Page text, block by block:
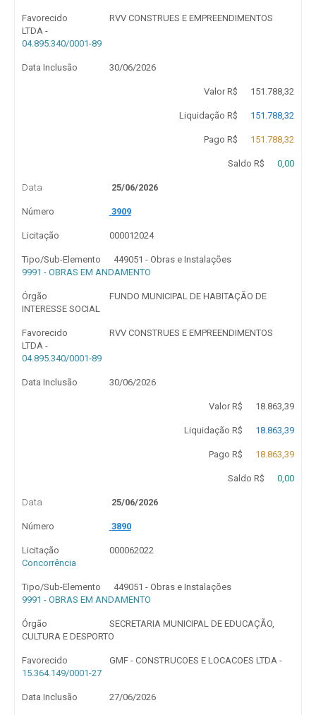
Favorecido
RVV CONSTRUES E EMPREENDIMENTOS
LTDA -
04.895.340/0001-89
Data Inclusão 30/06/2026
Valor R$ 151.788,32
Liquidação R$ 151.788,32
Pago R$ 151.788,32
Saldo R$ 0,00
Data 25/06/2026
Número 3909
Licitação 000012024
Tipo/Sub-Elemento
449051 - Obras e Instalações
9991 - OBRAS EM ANDAMENTO
Órgão
FUNDO MUNICIPAL DE HABITAÇÃO DE
INTERESSE SOCIAL
Favorecido
RVV CONSTRUES E EMPREENDIMENTOS
LTDA -
04.895.340/0001-89
Data Inclusão 30/06/2026
Valor R$ 18.863,39
Liquidação R$ 18.863,39
Pago R$ 18.863,39
Saldo R$ 0,00
Data 25/06/2026
Número 3890
Licitação
000062022
Concorrência
Tipo/Sub-Elemento
449051 - Obras e Instalações
9991 - OBRAS EM ANDAMENTO
Órgão
SECRETARIA MUNICIPAL DE EDUCAÇÃO,
CULTURA E DESPORTO
Favorecido
GMF - CONSTRUCOES E LOCACOES LTDA -
15.364.149/0001-27
Data Inclusão 27/06/2026